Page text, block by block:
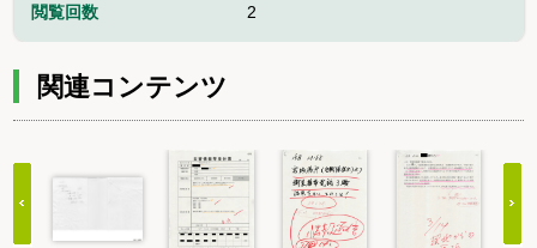
閲覧回数 2
関連コンテンツ